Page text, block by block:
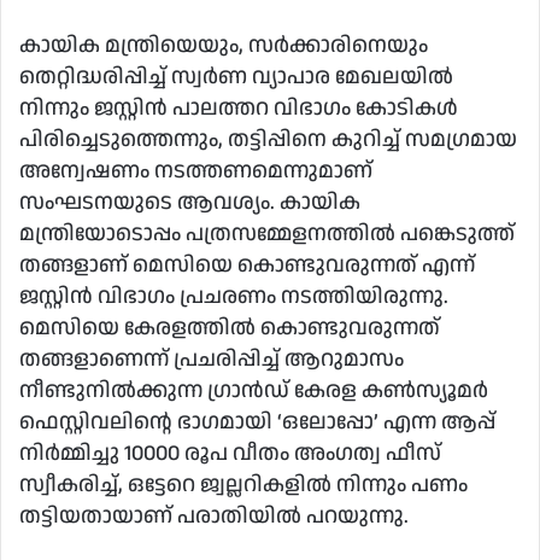
കായിക മന്ത്രിയെയും, സര്‍ക്കാരിനെയും
തെറ്റിദ്ധരിപ്പിച്ച് സ്വര്‍ണ വ്യാപാര മേഖലയില്‍
നിന്നും ജസ്റ്റിന്‍ പാലത്തറ വിഭാഗം കോടികള്‍
പിരിച്ചെടുത്തെന്നും, തട്ടിപ്പിനെ കുറിച്ച് സമഗ്രമായ
അന്വേഷണം നടത്തണമെന്നുമാണ്
സംഘടനയുടെ ആവശ്യം. കായിക
മന്ത്രിയോടൊപ്പം പത്രസമ്മേളനത്തില്‍ പങ്കെടുത്ത്
തങ്ങളാണ് മെസിയെ കൊണ്ടുവരുന്നത് എന്ന്
ജസ്റ്റിന്‍ വിഭാഗം പ്രചരണം നടത്തിയിരുന്നു.
മെസിയെ കേരളത്തില്‍ കൊണ്ടുവരുന്നത്
തങ്ങളാണെന്ന് പ്രചരിപ്പിച്ച് ആറുമാസം
നീണ്ടുനില്‍ക്കുന്ന ഗ്രാന്‍ഡ് കേരള കണ്‍സ്യൂമര്‍
ഫെസ്റ്റിവലിന്റെ ഭാഗമായി ‘ഒലോപ്പോ’ എന്ന ആപ്പ്
നിര്‍മ്മിച്ചു 10000 രൂപ വീതം അംഗത്വ ഫീസ്
സ്വീകരിച്ച്, ഒട്ടേറെ ജ്വല്ലറികളില്‍ നിന്നും പണം
തട്ടിയതായാണ് പരാതിയില്‍ പറയുന്നു.